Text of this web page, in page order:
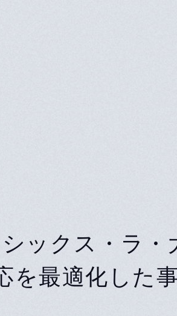
ックス・ラ・
を最適化した